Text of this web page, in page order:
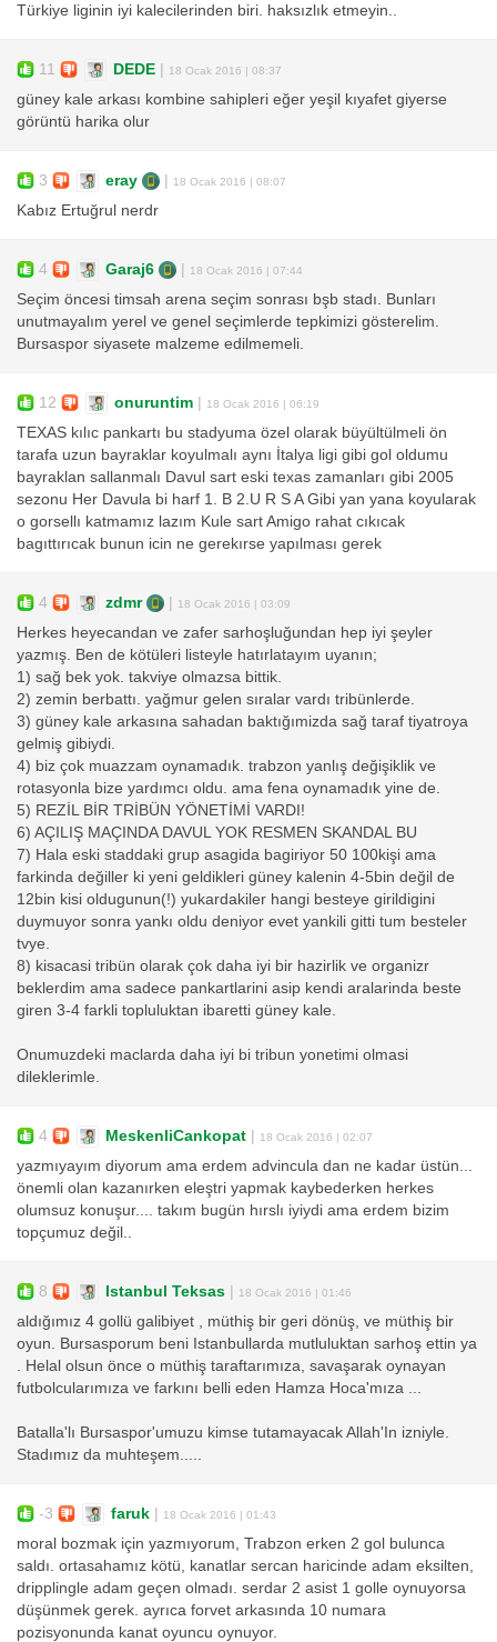
Türkiye liginin iyi kalecilerinden biri. haksızlık etmeyin..
11 DEDE | 18 Ocak 2016 | 08:37
güney kale arkası kombine sahipleri eğer yeşil kıyafet giyerse
görüntü harika olur
3 eray | 18 Ocak 2016 | 08:07
Kabız Ertuğrul nerdr
4 Garaj6 | 18 Ocak 2016 | 07:44
Seçim öncesi timsah arena seçim sonrası bşb stadı. Bunları
unutmayalım yerel ve genel seçimlerde tepkimizi gösterelim.
Bursaspor siyasete malzeme edilmemeli.
12 onuruntim | 18 Ocak 2016 | 06:19
TEXAS kılıc pankartı bu stadyuma özel olarak büyültülmeli ön
tarafa uzun bayraklar koyulmalı aynı İtalya ligi gibi gol oldumu
bayraklan sallanmalı Davul sart eski texas zamanları gibi 2005
sezonu Her Davula bi harf 1. B 2.U R S A Gibi yan yana koyularak
o gorsellı katmamız lazım Kule sart Amigo rahat cıkıcak
bagıttırıcak bunun icin ne gerekırse yapılması gerek
4 zdmr | 18 Ocak 2016 | 03:09
Herkes heyecandan ve zafer sarhoşluğundan hep iyi şeyler
yazmış. Ben de kötüleri listeyle hatırlatayım uyanın;
1) sağ bek yok. takviye olmazsa bittik.
2) zemin berbattı. yağmur gelen sıralar vardı tribünlerde.
3) güney kale arkasına sahadan baktığımizda sağ taraf tiyatroya
gelmiş gibiydi.
4) biz çok muazzam oynamadık. trabzon yanlış değişiklik ve
rotasyonla bize yardımcı oldu. ama fena oynamadık yine de.
5) REZİL BİR TRİBÜN YÖNETİMİ VARDI!
6) AÇILIŞ MAÇINDA DAVUL YOK RESMEN SKANDAL BU
7) Hala eski staddaki grup asagida bagiriyor 50 100kişi ama
farkinda değiller ki yeni geldikleri güney kalenin 4-5bin değil de
12bin kisi oldugunun(!) yukardakiler hangi besteye girildigini
duymuyor sonra yankı oldu deniyor evet yankili gitti tum besteler
tvye.
8) kisacasi tribün olarak çok daha iyi bir hazirlik ve organizr
beklerdim ama sadece pankartlarini asip kendi aralarinda beste
giren 3-4 farkli topluluktan ibaretti güney kale.
Onumuzdeki maclarda daha iyi bi tribun yonetimi olmasi
dileklerimle.
4 MeskenliCankopat | 18 Ocak 2016 | 02:07
yazmıyayım diyorum ama erdem advincula dan ne kadar üstün...
önemli olan kazanırken eleştri yapmak kaybederken herkes
olumsuz konuşur.... takım bugün hırslı iyiydi ama erdem bizim
topçumuz değil..
8 Istanbul Teksas | 18 Ocak 2016 | 01:46
aldığımız 4 gollü galibiyet , müthiş bir geri dönüş, ve müthiş bir
oyun. Bursasporum beni Istanbullarda mutluluktan sarhoş ettin ya
. Helal olsun önce o müthiş taraftarımıza, savaşarak oynayan
futbolcularımıza ve farkını belli eden Hamza Hoca'mıza ...
Batalla'lı Bursaspor'umuzu kimse tutamayacak Allah'In izniyle.
Stadımız da muhteşem.....
-3 faruk | 18 Ocak 2016 | 01:43
moral bozmak için yazmıyorum, Trabzon erken 2 gol bulunca
saldı. ortasahamız kötü, kanatlar sercan haricinde adam eksilten,
dripplingle adam geçen olmadı. serdar 2 asist 1 golle oynuyorsa
düşünmek gerek. ayrıca forvet arkasında 10 numara
pozisyonunda kanat oyuncu oynuyor.